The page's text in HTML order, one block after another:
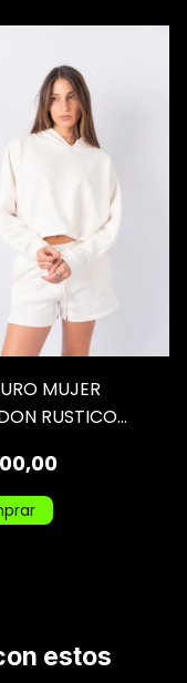
MUJER
RUSTICO
estos